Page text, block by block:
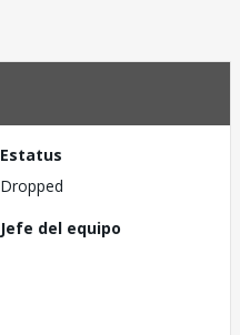
Estatus
Dropped
Jefe del equipo